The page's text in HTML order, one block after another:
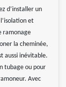
d’installer un
et
ramonage
la cheminée,
aussi inévitable.
tubage ou pour
Avec